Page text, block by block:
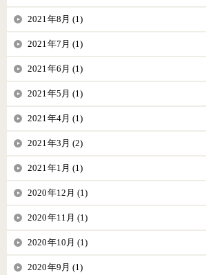
2021年8月 (1)
2021年7月 (1)
2021年6月 (1)
2021年5月 (1)
2021年4月 (1)
2021年3月 (2)
2021年1月 (1)
2020年12月 (1)
2020年11月 (1)
2020年10月 (1)
2020年9月 (1)